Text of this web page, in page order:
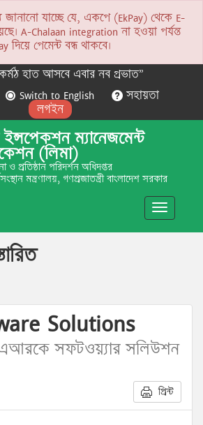
যাচ্ছে যে, একপে (EkPay) থেকে E-
A-Chalaan integration না হওয়া পর্যন্ত
দিয়ে পেমেন্ট বন্ধ থাকবে।
হাত আসবে এবার নব প্রভাত”
Switch to English
সহায়তা
লগইন
ইন্সপেকশন ম্যানেজমেন্ট
(লিমা)
ও প্রতিষ্ঠান পরিদর্শন অধিদপ্তর
মন্ত্রণালয়, গণপ্রজাতন্ত্রী বাংলাদেশ সরকার
Toggle
Solutions
সফটওয়্যার সলিউশন
প্রিন্ট